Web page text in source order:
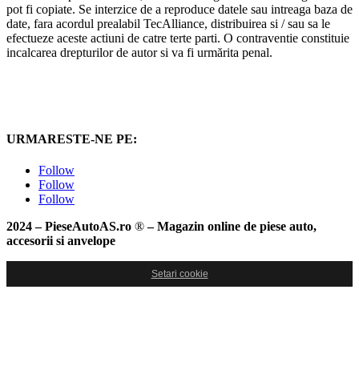
pot fi copiate. Se interzice de a reproduce datele sau intreaga baza de
date, fara acordul prealabil TecAlliance, distribuirea si / sau sa le
efectueze aceste actiuni de catre terte parti. O contraventie constituie
incalcarea drepturilor de autor si va fi urmărita penal.
URMARESTE-NE PE:
Follow
Follow
Follow
2024 – PieseAutoAS.ro ®– Magazin online de piese auto,
accesorii si anvelope
Setari cookie